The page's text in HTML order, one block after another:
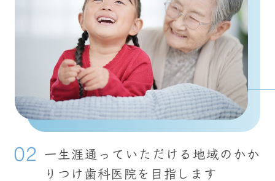
一生涯通っていただける 地域のかか
りつけ歯科医院を目指します